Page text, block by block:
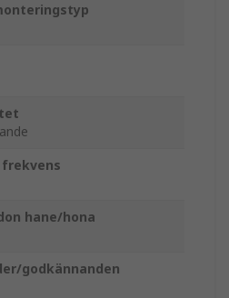
hane/hona
godkännanden